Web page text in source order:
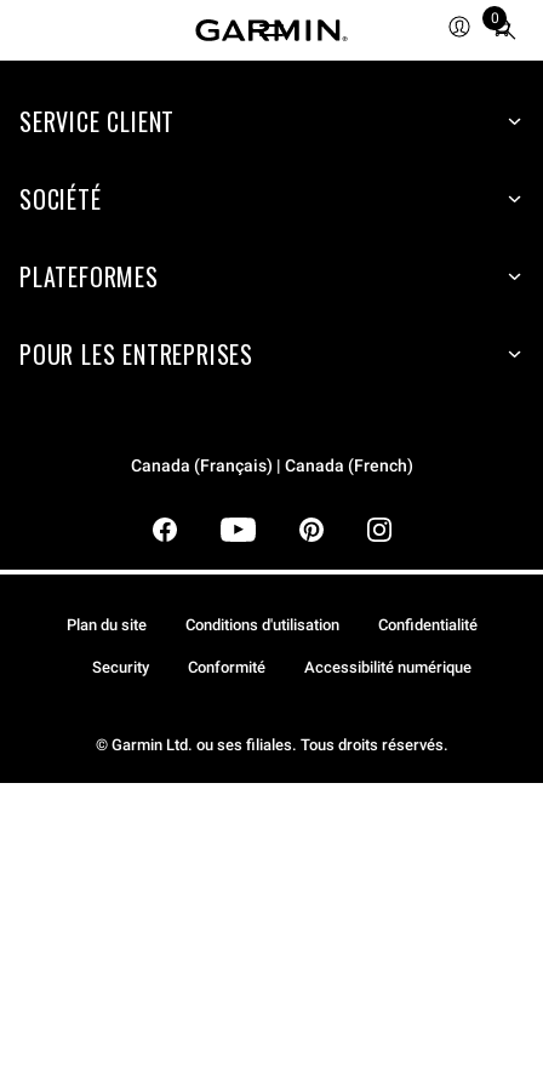
0
Total
items
cart:
SERVICE CLIENT
SOCIÉTÉ
PLATEFORMES
POUR LES ENTREPRISES
Canada (Français) | Canada (French)
© Garmin Ltd. ou ses filiales. Tous droits réservés.
Plan du site Conditions d'utilisation Confidentialité
Security Conformité Accessibilité numérique